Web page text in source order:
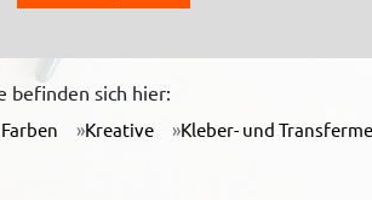
befinden sich hier:
Kreative Kleber- und